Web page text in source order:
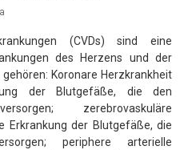
(CVDs) sind eine
des Herzens und der
Koronare Herzkrankheit
der Blutgefäße, die den
zerebrovaskuläre
Erkrankung der Blutgefäße, die
periphere arterielle